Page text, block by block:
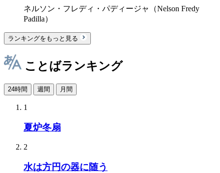
ネルソン・フレディ・パディージャ（Nelson Fredy
Padilla）
ランキングをもっと見る
ことばランキング
24時間 週間 月間
1
夏炉冬扇
2
水は方円の器に随う